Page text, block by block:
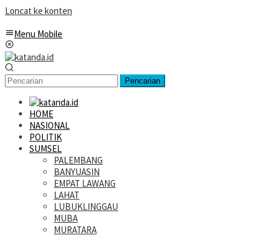
Loncat ke konten
Menu Mobile
Pencarian
HOME
NASIONAL
POLITIK
SUMSEL
PALEMBANG
BANYUASIN
EMPAT LAWANG
LAHAT
LUBUKLINGGAU
MUBA
MURATARA